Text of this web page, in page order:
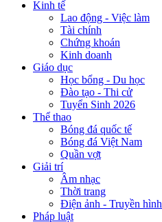
Kinh tế
Lao động - Việc làm
Tài chính
Chứng khoán
Kinh doanh
Giáo dục
Học bổng - Du học
Đào tạo - Thi cử
Tuyển Sinh 2026
Thể thao
Bóng đá quốc tế
Bóng đá Việt Nam
Quần vợt
Giải trí
Âm nhạc
Thời trang
Điện ảnh - Truyền hình
Pháp luật